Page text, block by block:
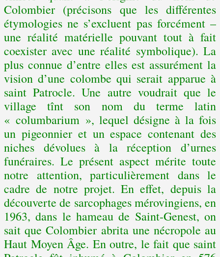
Colombier (précisons que les différentes
étymologies ne s’excluent pas forcément –
une réalité matérielle pouvant tout à fait
coexister avec une réalité symbolique). La
plus connue d’entre elles est assurément la
vision d’une colombe qui serait apparue à
saint Patrocle. Une autre voudrait que le
village tînt son nom du terme latin
« columbarium », lequel désigne à la fois
un pigeonnier et un espace contenant des
niches dévolues à la réception d’urnes
funéraires. Le présent aspect mérite toute
notre attention, particulièrement dans le
cadre de notre projet. En effet, depuis la
découverte de sarcophages mérovingiens, en
1963, dans le hameau de Saint-Genest, on
sait que Colombier abrita une nécropole au
Haut Moyen Âge. En outre, le fait que saint